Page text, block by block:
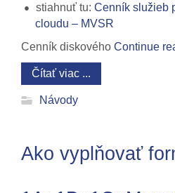
stiahnuť tu: Cenník služieb
cloudu – MVSR
Cenník diskového Continue
Čítať viac ...
Návody
Ako vyplňovať